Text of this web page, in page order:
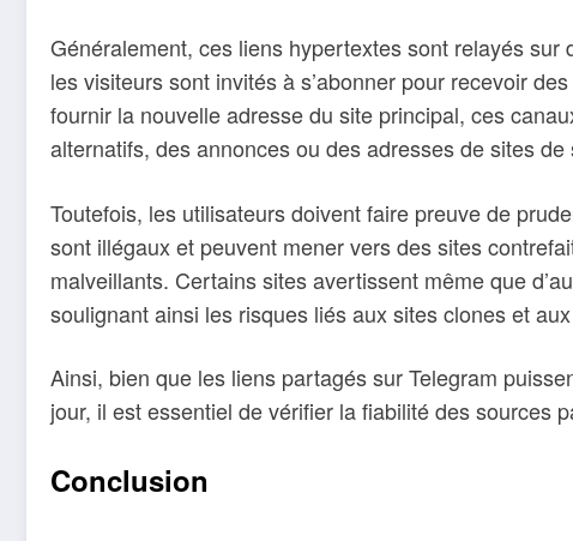
Généralement, ces liens hypertextes sont relayés
les visiteurs sont invités à s’abonner pour recevoir
fournir la nouvelle adresse du site principal, ces
alternatifs, des annonces ou des adresses de sites de
Toutefois, les utilisateurs doivent faire preuve de
sont illégaux et peuvent mener vers des sites
malveillants. Certains sites avertissent même que
soulignant ainsi les risques liés aux sites clones et
Ainsi, bien que les liens partagés sur Telegram
jour, il est essentiel de vérifier la fiabilité des sources
Conclusion